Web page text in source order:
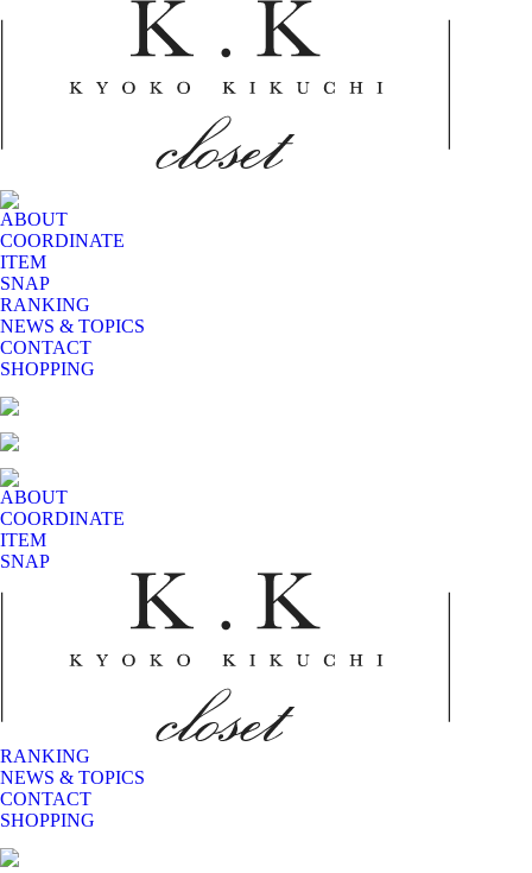
ABOUT
COORDINATE
ITEM
SNAP
RANKING
NEWS & TOPICS
CONTACT
SHOPPING
ABOUT
COORDINATE
ITEM
SNAP
RANKING
NEWS & TOPICS
CONTACT
SHOPPING